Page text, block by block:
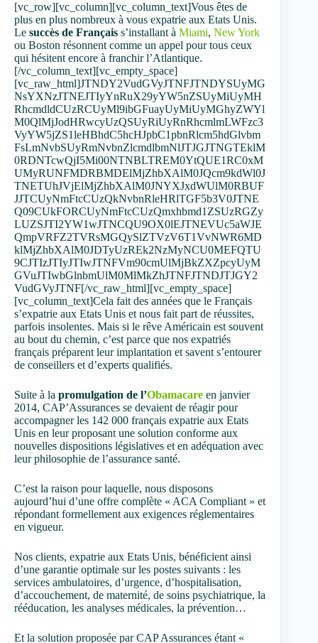
[vc_row][vc_column][vc_column_text]Vous êtes de
plus en plus nombreux à vous expatrie aux Etats Unis.
Le succès de Français s’installant à Miami, New York
ou Boston résonnent comme un appel pour tous ceux
qui hésitent encore à franchir l’Atlantique.
[/vc_column_text][vc_empty_space]
[vc_raw_html]JTNDY2VudGVyJTNFJTNDYSUyMG
NsYXNzJTNEJTIyYnRuX29yYW5nZSUyMiUyMH
RhcmdldCUzRCUyMl9ibGFuayUyMiUyMGhyZWYl
M0QlMjJodHRwcyUzQSUyRiUyRnRhcmlmLWFzc3
VyYW5jZS1leHBhdC5hcHJpbC1pbnRlcm5hdGlvbm
FsLmNvbSUyRmNvbnZlcmdlbmNlJTJGJTNGTEklM
0RDNTcwQjI5Mi00NTNBLTREM0YtQUE1RC0xM
UMyRUNFMDRBMDElMjZhbXAlM0JQcm9kdWl0J
TNETUhJVjElMjZhbXAlM0JNYXJxdWUlM0RBUF
JJTCUyNmFtcCUzQkNvbnRleHRlTGF5b3V0JTNE
Q09CUkFORCUyNmFtcCUzQmxhbmd1ZSUzRGZy
LUZSJTI2YW1wJTNCQU9OX0lEJTNEVUc5aWJE
QmpVRFZ2TVRsMGQySlZTVzV6T1VvNWR6MD
klMjZhbXAlM0JDTyUzREk2NzMyNCU0MEFQTU
9CJTIzJTIyJTIwJTNFVm90cmUlMjBkZXZpcyUyM
GVuJTIwbGlnbmUlM0MlMkZhJTNFJTNDJTJGY2
VudGVyJTNF[/vc_raw_html][vc_empty_space]
[vc_column_text]Cela fait des années que le Français
s’expatrie aux Etats Unis et nous fait part de réussites,
parfois insolentes. Mais si le rêve Américain est souvent
au bout du chemin, c’est parce que nos expatriés
français préparent leur implantation et savent s’entourer
de conseillers et d’experts qualifiés.
Suite à la promulgation de l’Obamacare en janvier
2014, CAP’Assurances se devaient de réagir pour
accompagner les 142 000 français expatrie aux Etats
Unis en leur proposant une solution conforme aux
nouvelles dispositions législatives et en adéquation avec
leur philosophie de l’assurance santé.
C’est la raison pour laquelle, nous disposons
aujourd’hui d’une offre complète « ACA Compliant » et
répondant formellement aux exigences réglementaires
en vigueur.
Nos clients, expatrie aux Etats Unis, bénéficient ainsi
d’une garantie optimale sur les postes suivants : les
services ambulatoires, d’urgence, d’hospitalisation,
d’accouchement, de maternité, de soins psychiatrique, la
rééducation, les analyses médicales, la prévention…
Et la solution proposée par CAP Assurances étant «